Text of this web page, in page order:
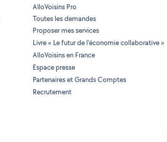
AlloVoisins Pro
Toutes les demandes
Proposer mes services
Livre « Le futur de l'économie collaborative »
AlloVoisins en France
Espace presse
Partenaires et Grands Comptes
Recrutement